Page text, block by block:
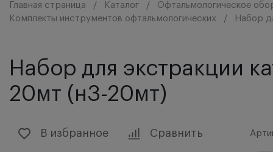
Главная страница Каталог
Офтальмологическое
Комплекты инструментов офтальмологических
Набор
Набор для экстракции
20мт (н3-20мт)
В избранное Сравнить